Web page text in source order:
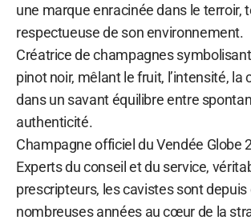
une marque enracinée dans le terroir,
respectueuse de son environnement.
Créatrice de champagnes symbolisant
pinot noir, mêlant le fruit, l’intensité, la
dans un savant équilibre entre
authenticité.
Champagne officiel du Vendée Globe
Experts du conseil et du service,
prescripteurs, les cavistes sont depuis
nombreuses années au cœur de la